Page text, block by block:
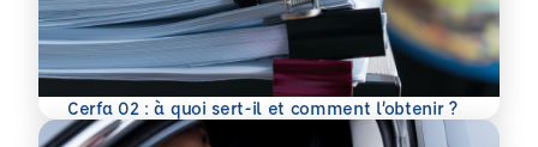
Cerfa 02 : à quoi sert-il et comment l’obtenir ?
En savoir plus